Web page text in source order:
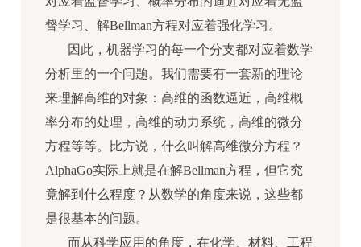
督学习、解Bellman方程对应着强化学习。
因此，机器学习的每一个分支都对应着数学
分析里的一个问题。我们需要有一套新的理论
来理解高维的对象：高维的函数逼近，高维概
率分布的处理，高维的动力系统，高维的微分
方程等等。比方说，什么叫解高维微分方程？
AlphaGo实际上就是在解Bellman方程，但它究
竟解到什么程度？从数学的角度来说，这些都
是很基本的问题。
而从科学应用的角度，在化学、材料、工程